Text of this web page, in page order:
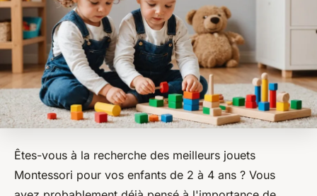
Êtes-vous à la recherche des meilleurs jouets
Montessori pour vos enfants de 2 à 4 ans ? Vous